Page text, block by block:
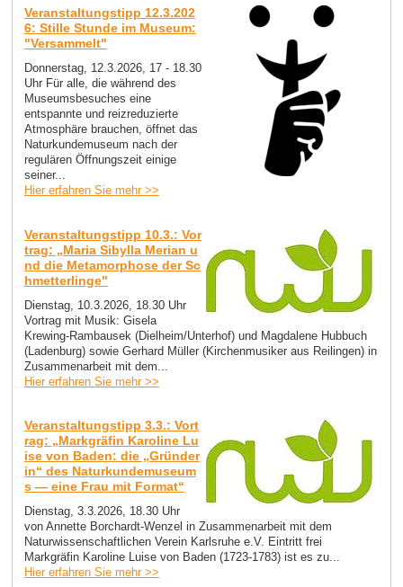
Veranstaltungstipp 12.3.202
6: Stille Stunde im Museum:
"Versammelt"
Donnerstag, 12.3.2026, 17 - 18.30
Uhr Für alle, die während des
Museumsbesuches eine
entspannte und reizreduzierte
Atmosphäre brauchen, öffnet das
Naturkundemuseum nach der
regulären Öffnungszeit einige
seiner...
Hier erfahren Sie mehr >>
Veranstaltungstipp 10.3.: Vor
trag: „Maria Sibylla Merian u
nd die Metamorphose der Sc
hmetterlinge"
Dienstag, 10.3.2026, 18.30 Uhr
Vortrag mit Musik: Gisela
Krewing-Rambausek (Dielheim/Unterhof) und Magdalene Hubbuch
(Ladenburg) sowie Gerhard Müller (Kirchenmusiker aus Reilingen) in
Zusammenarbeit mit dem...
Hier erfahren Sie mehr >>
Veranstaltungstipp 3.3.: Vort
rag: „Markgräfin Karoline Lu
ise von Baden: die „Gründer
in“ des Naturkundemuseum
s — eine Frau mit Format“
Dienstag, 3.3.2026, 18.30 Uhr
von Annette Borchardt-Wenzel in Zusammenarbeit mit dem
Naturwissenschaftlichen Verein Karlsruhe e.V. Eintritt frei
Markgräfin Karoline Luise von Baden (1723-1783) ist es zu...
Hier erfahren Sie mehr >>